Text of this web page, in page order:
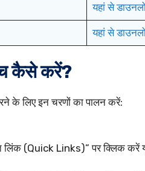
यहां से
यहां से
कैसे करें?
के लिए इन चरणों का पालन करें:
लिंक (Quick Links)” पर क्लिक करें